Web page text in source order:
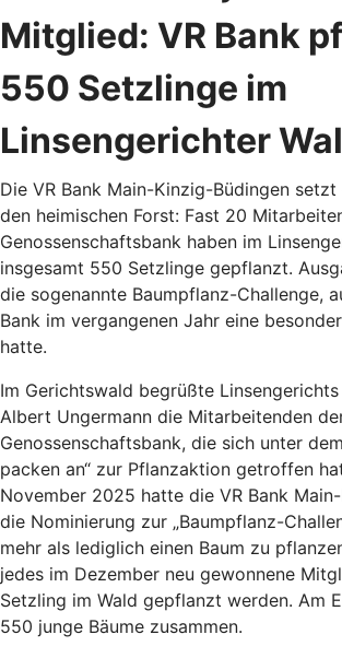
Mitglied: VR Bank
550 Setzlinge im
Linsengerichter
Die VR Bank Main-Kinzig-Büdingen
den heimischen Forst: Fast 20
Genossenschaftsbank haben im
insgesamt 550 Setzlinge gepflanzt.
die sogenannte Baumpflanz-Challenge,
Bank im vergangenen Jahr eine
hatte.
Im Gerichtswald begrüßte
Albert Ungermann die Mitarbeitenden
Genossenschaftsbank, die sich unter
packen an“ zur Pflanzaktion getroffen
November 2025 hatte die VR Bank
die Nominierung zur „Baumpflanz-
mehr als lediglich einen Baum zu
jedes im Dezember neu gewonnene
Setzling im Wald gepflanzt werden. Am
550 junge Bäume zusammen.